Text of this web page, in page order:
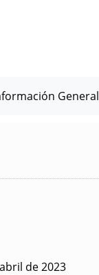
General
de 2023